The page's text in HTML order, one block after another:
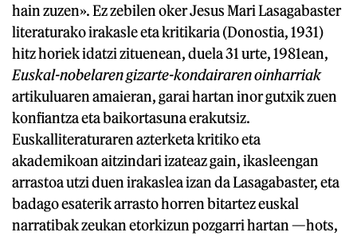
hain zuzen». Ez zebilen oker Jesus Mari Lasagabaster
literaturako irakasle eta kritikaria (Donostia, 1931)
hitz horiek idatzi zituenean, duela 31 urte, 1981ean,
Euskal-nobelaren gizarte-kondairaren oinharriak
artikuluaren amaieran, garai hartan inor gutxik zuen
konfiantza eta baikortasuna erakutsiz.
Euskalliteraturaren azterketa kritiko eta
akademikoan aitzindari izateaz gain, ikasleengan
arrastoa utzi duen irakaslea izan da Lasagabaster, eta
badago esaterik arrasto horren bitartez euskal
narratibak zeukan etorkizun pozgarri hartan —hots,